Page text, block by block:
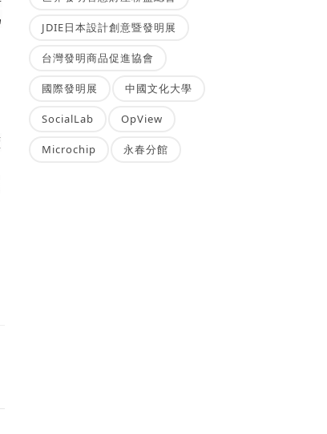
JDIE日本設計創意暨發明展
台灣發明商品促進協會
國際發明展 中國文化大學
SocialLab OpView
Microchip 永春分館